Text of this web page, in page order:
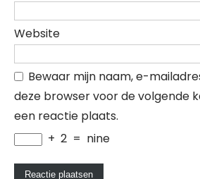
Website
Bewaar mijn naam, e-
deze browser voor de volgende
een reactie plaats.
+ 2 = nine